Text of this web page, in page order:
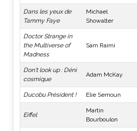
Dans les yeux de
Tammy Faye
Michael
Showalter
Doctor Strange in
the Multiverse of
Madness
Sam Raimi
Don't look up : Déni
cosmique
Adam McKay
Ducobu Président ! Elie Semoun
Eiffel
Martin
Bourboulon